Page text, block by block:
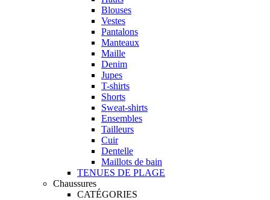
Blouses
Vestes
Pantalons
Manteaux
Maille
Denim
Jupes
T-shirts
Shorts
Sweat-shirts
Ensembles
Tailleurs
Cuir
Dentelle
Maillots de bain
TENUES DE PLAGE
Chaussures
CATÉGORIES